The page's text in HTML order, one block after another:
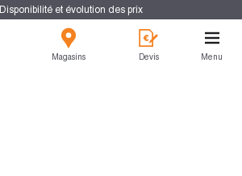
Disponibilité et évolution des prix
Magasins Devis Menu